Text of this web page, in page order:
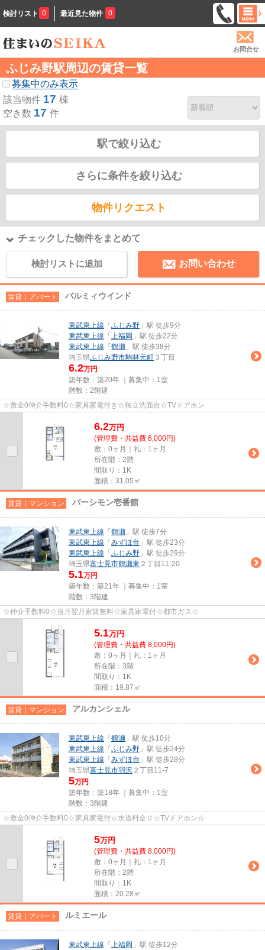
検討リスト 0 最近見た物件 0
お問合せ
ふじみ野駅周辺の賃貸一覧
募集中のみ表示
該当物件 17 棟
空き数 17 件
駅で絞り込む
さらに条件を絞り込む
物件リクエスト
チェックした物件をまとめて
検討リストに追加 お問い合わせ
賃貸｜アパート バルミィウインド
東武東上線 「 ふじみ野 」駅 徒歩9分
東武東上線 「 上福岡 」駅 徒歩22分
東武東上線 「 鶴瀬 」駅 徒歩38分
埼玉県ふじみ野市駒林元町 ３丁目
6.2万円
築年数：築20年 ｜募集中： 1室
階数：2階建
☆敷金0仲介手数料0☆家具家電付き☆独立洗面台☆TVドアホン
6.2万円
(管理費・共益費 6,000円)
敷：0ヶ月｜礼：1ヶ月
所在階：2階
間取り：1K
面積：31.05㎡
賃貸｜マンション パーシモン壱番館
東武東上線 「 鶴瀬 」駅 徒歩7分
東武東上線 「 みずほ台 」駅 徒歩23分
東武東上線 「 ふじみ野 」駅 徒歩29分
埼玉県富士見市鶴瀬東 ２丁目11-20
5.1万円
築年数：築21年 ｜募集中： 1室
階数：3階建
☆仲介手数料0☆当月翌月家賃無料☆家具家電付☆都市ガス☆
5.1万円
(管理費・共益費 8,000円)
敷：0ヶ月｜礼：1ヶ月
所在階：3階
間取り：1K
面積：19.87㎡
賃貸｜マンション アルカンシェル
東武東上線 「 鶴瀬 」駅 徒歩10分
東武東上線 「 ふじみ野 」駅 徒歩24分
東武東上線 「 みずほ台 」駅 徒歩28分
埼玉県富士見市羽沢 ２丁目11-7
5万円
築年数：築18年 ｜募集中： 1室
階数：3階建
☆敷金0仲介手数料0☆家具家電付☆水道料金０☆TVドアホン☆
5万円
(管理費・共益費 8,000円)
敷：0ヶ月｜礼：1ヶ月
所在階：2階
間取り：1K
面積：20.28㎡
賃貸｜アパート ルミエール
東武東上線 「 上福岡 」駅 徒歩12分